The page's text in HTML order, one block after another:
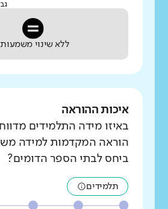
ללא שינוי
איכות ההוראה
באיזו מידה התלמידים
הוראה המקדמות למידה
ביחס לבתי הספר הדומים?
תלמידים